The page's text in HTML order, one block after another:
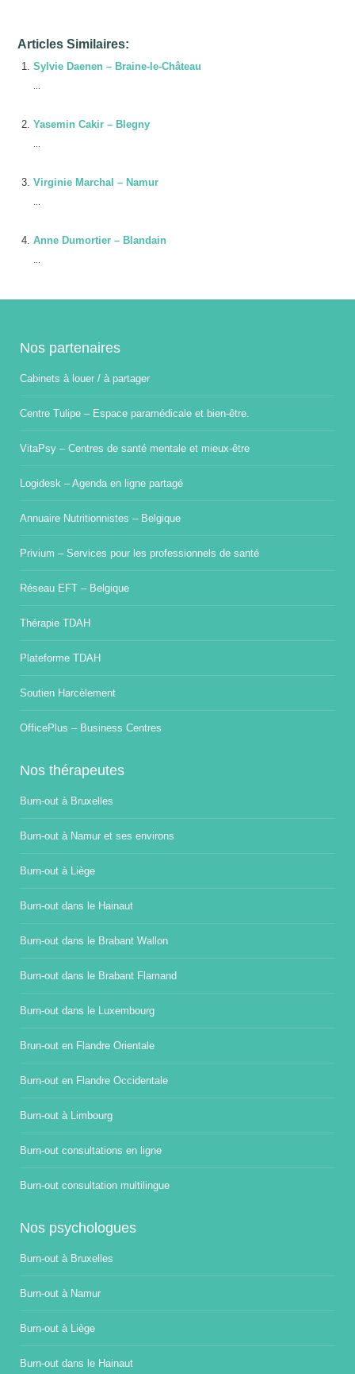
Articles Similaires:
Sylvie Daenen – Braine-le-Château
Yasemin Cakir – Blegny
Virginie Marchal – Namur
Anne Dumortier – Blandain
Nos partenaires
Cabinets à louer / à partager
Centre Tulipe – Espace paramédicale et bien-être.
VitaPsy – Centres de santé mentale et mieux-être
Logidesk – Agenda en ligne partagé
Annuaire Nutritionnistes – Belgique
Privium – Services pour les professionnels de santé
Réseau EFT – Belgique
Thérapie TDAH
Plateforme TDAH
Soutien Harcèlement
OfficePlus – Business Centres
Nos thérapeutes
Burn-out à Bruxelles
Burn-out à Namur et ses environs
Burn-out à Liège
Burn-out dans le Hainaut
Burn-out dans le Brabant Wallon
Burn-out dans le Brabant Flamand
Burn-out dans le Luxembourg
Brun-out en Flandre Orientale
Burn-out en Flandre Occidentale
Burn-out à Limbourg
Burn-out consultations en ligne
Burn-out consultation multilingue
Nos psychologues
Burn-out à Bruxelles
Burn-out à Namur
Burn-out à Liège
Burn-out dans le Hainaut